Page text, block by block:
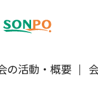
の活動・概要